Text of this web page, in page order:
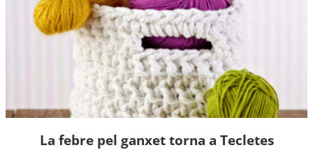
La febre pel ganxet torna a Tecletes